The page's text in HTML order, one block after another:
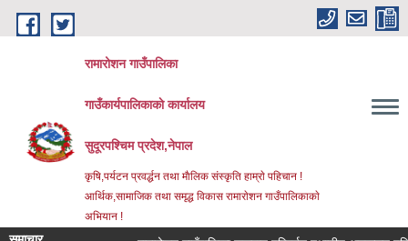
Skip to main content
रामारोशन गाउँपालिका
गाउँकार्यपालिकाकाे कार्यालय
सुदूरपश्चिम प्रदेश,नेपाल
कृषि,पर्यटन प्रवर्द्धन तथा माैलिक संस्कृति हाम्राे पहिचान !
आर्थिक,सामाजिक तथा समृद्ध विकास रामाराेशन गाउँपालिकाकाे
अभियान !